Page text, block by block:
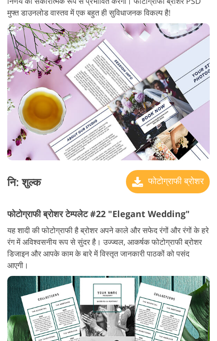
मुफ्त डाउनलोड वास्तव में एक बहुत ही सुविधाजनक विकल्प है!
नि: शुल्क फोटोग्राफी ब्रोशर
फोटोग्राफी ब्रोशर टेम्पलेट #22 "Elegant Wedding"
यह शादी की फोटोग्राफी है ब्रोशर अपने काले और सफेद रंगों और रंगों के हरे
रंग में अविश्वसनीय रूप से सुंदर है। उज्ज्वल, आकर्षक फोटोग्राफी ब्रोशर
डिजाइन और आपके काम के बारे में विस्तृत जानकारी पाठकों को पसंद
आएगी।